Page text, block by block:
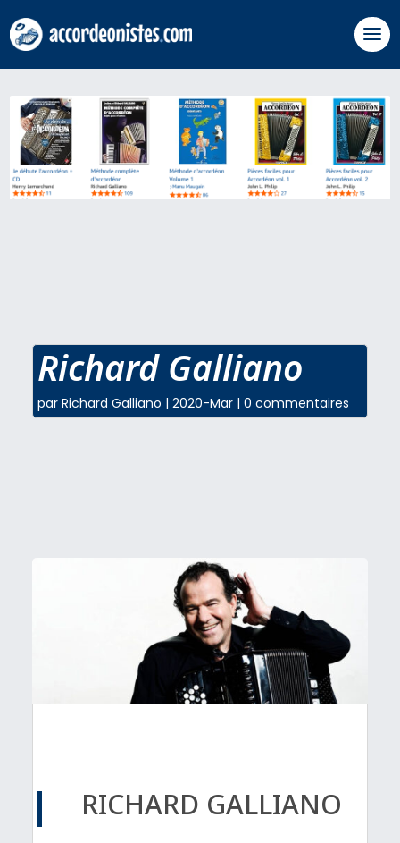
Richard Galliano
par Richard Galliano | 2020-Mar| 0 commentaires
RICHARD GALLIANO